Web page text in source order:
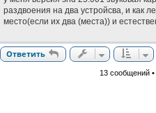
раздвоения на два устройсва, и как
место(если их два (места)) и
Ответить
13 сообщений